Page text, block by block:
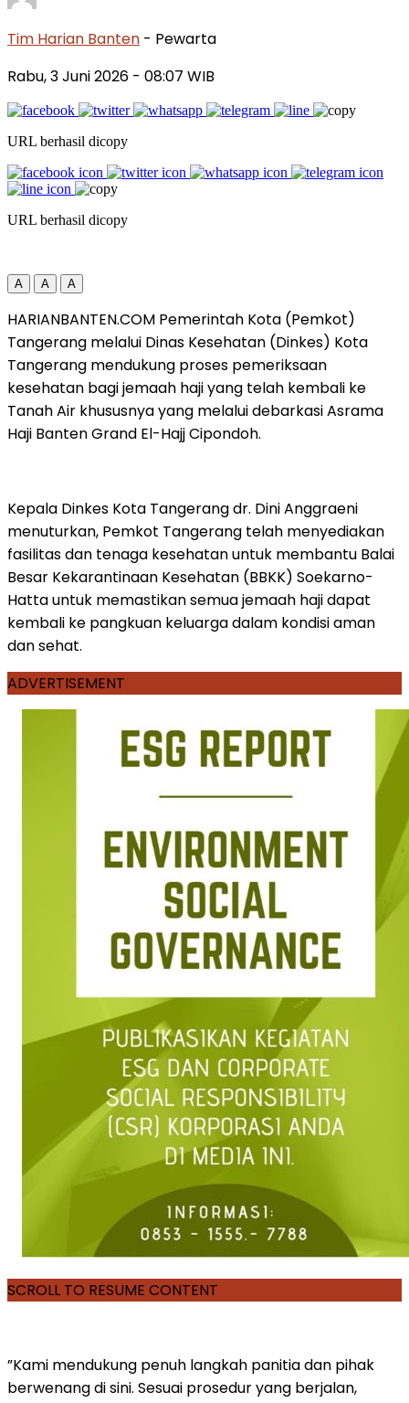
Tim Harian Banten - Pewarta
Rabu, 3 Juni 2026 - 08:07 WIB
URL berhasil dicopy
URL berhasil dicopy
A A A
HARIANBANTEN.COM Pemerintah Kota (Pemkot)
Tangerang melalui Dinas Kesehatan (Dinkes) Kota
Tangerang mendukung proses pemeriksaan
kesehatan bagi jemaah haji yang telah kembali ke
Tanah Air khususnya yang melalui debarkasi Asrama
Haji Banten Grand El-Hajj Cipondoh.
Kepala Dinkes Kota Tangerang dr. Dini Anggraeni
menuturkan, Pemkot Tangerang telah menyediakan
fasilitas dan tenaga kesehatan untuk membantu Balai
Besar Kekarantinaan Kesehatan (BBKK) Soekarno-
Hatta untuk memastikan semua jemaah haji dapat
kembali ke pangkuan keluarga dalam kondisi aman
dan sehat.
ADVERTISEMENT
SCROLL TO RESUME CONTENT
”Kami mendukung penuh langkah panitia dan pihak
berwenang di sini. Sesuai prosedur yang berjalan,